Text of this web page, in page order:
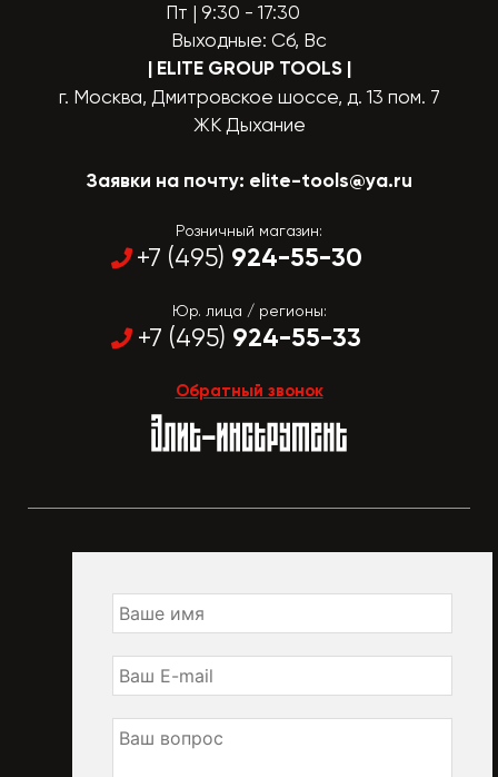
Пт | 9:30 - 17:30
Выходные: Сб, Вс
| ELITE GROUP TOOLS |
г. Москва, Дмитровское шоссе, д. 13 пом. 7
ЖК Дыхание
Заявки на почту: elite-tools@ya.ru
Розничный магазин:
+7 (495) 924-55-30
Юр. лица / регионы:
+7 (495) 924-55-33
Обратный звонок